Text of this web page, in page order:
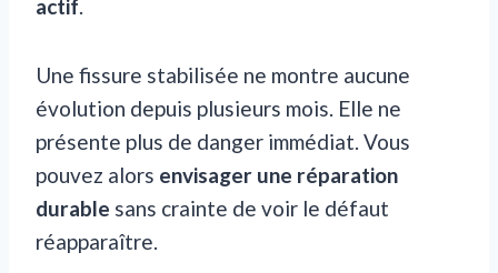
actif.
Une fissure stabilisée ne montre aucune
évolution depuis plusieurs mois. Elle ne
présente plus de danger immédiat. Vous
pouvez alors envisager une réparation
durable sans crainte de voir le défaut
réapparaître.